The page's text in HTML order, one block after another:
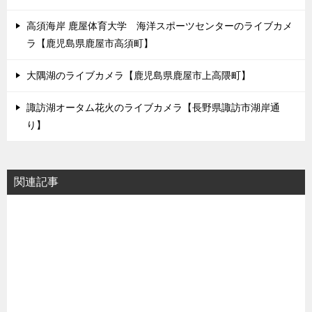
高須海岸 鹿屋体育大学 海洋スポーツセンターのライブカメ
ラ【鹿児島県鹿屋市高須町】
大隅湖のライブカメラ【鹿児島県鹿屋市上高隈町】
諏訪湖オータム花火のライブカメラ【長野県諏訪市湖岸通
り】
関連記事